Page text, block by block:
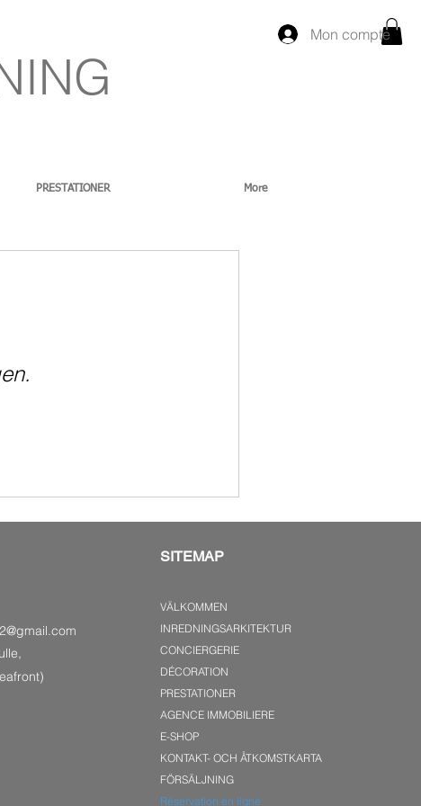
Mon compte
PRESTATIONER More
SITEMAP
VÄLKOMMEN
INREDNINGSARKITEKTUR
CONCIERGERIE
DÉCORATION
PRESTATIONER
AGENCE IMMOBILIERE
E-SHOP
KONTAKT- OCH ÅTKOMSTKARTA
FÖRSÄLJNING
Réservation en ligne